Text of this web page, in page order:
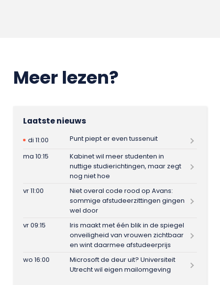
Meer lezen?
Laatste nieuws
di 11:00
Punt piept er even tussenuit
ma 10:15
Kabinet wil meer studenten in
nuttige studierichtingen, maar zegt
nog niet hoe
vr 11:00
Niet overal code rood op Avans:
sommige afstudeerzittingen gingen
wel door
vr 09:15
Iris maakt met één blik in de spiegel
onveiligheid van vrouwen zichtbaar
en wint daarmee afstudeerprijs
wo 16:00
Microsoft de deur uit? Universiteit
Utrecht wil eigen mailomgeving